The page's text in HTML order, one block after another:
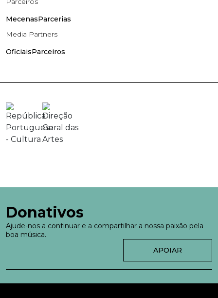
MecenasParcerias
Media Partners
OficiaisParceiros
Donativos
Ajude-nos a continuar e a compartilhar a nossa paixão pela
boa música.
APOIAR